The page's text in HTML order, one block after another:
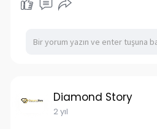
Diamond Story
2 yıl